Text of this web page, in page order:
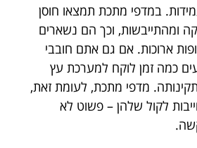
במדפי מתכת תמצאו חוסן
ומהתייבשות, וכך הם נשארים
ארוכות. אם גם אתם חובבי
כמה זמן לוקח למערכת עץ
מדפי מתכת, לעומת זאת,
לקול שלהן – פשוט לא